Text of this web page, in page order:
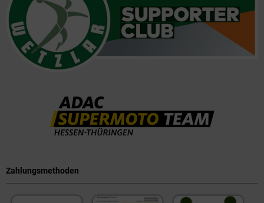
Zahlungsmethoden